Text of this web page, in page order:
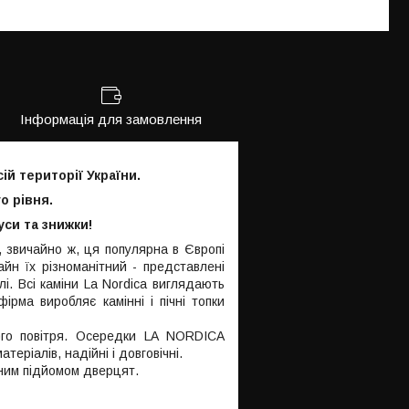
Інформація для замовлення
території України.
рівня.
та знижки!
ж, ця популярна в Європі
їх різноманітний - представлені
Всі каміни La Nordica виглядають
виробляє камінні і пічні топки
повітря. Осередки LA NORDICA
надійні і довговічні.
підйомом дверцят.